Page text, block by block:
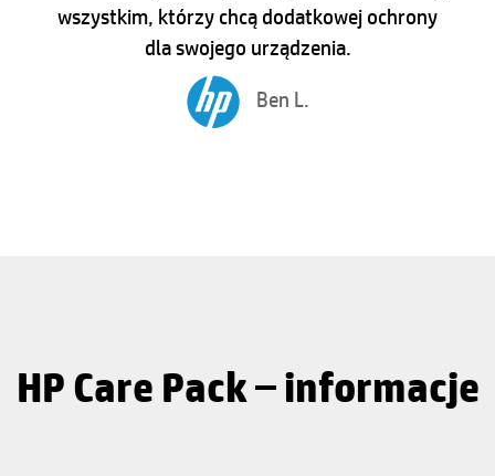
wszystkim, którzy chcą dodatkowej ochrony
dla swojego urządzenia.
Ben L.
HP Care Pack – informacje